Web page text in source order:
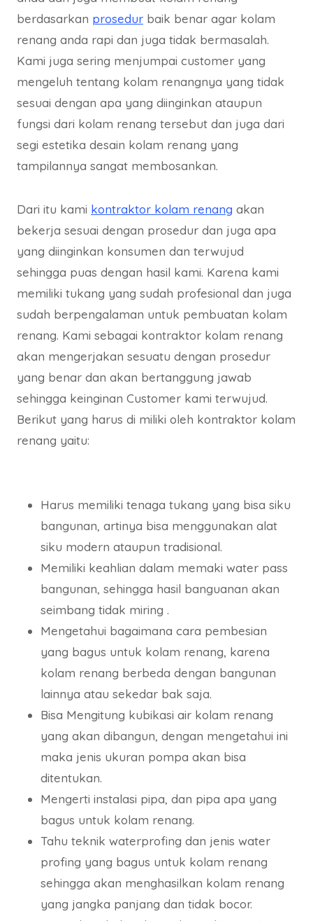
berdasarkan prosedur baik benar agar kolam
renang anda rapi dan juga tidak bermasalah.
Kami juga sering menjumpai customer yang
mengeluh tentang kolam renangnya yang tidak
sesuai dengan apa yang diinginkan ataupun
fungsi dari kolam renang tersebut dan juga dari
segi estetika desain kolam renang yang
tampilannya sangat membosankan.
Dari itu kami kontraktor kolam renang akan
bekerja sesuai dengan prosedur dan juga apa
yang diinginkan konsumen dan terwujud
sehingga puas dengan hasil kami. Karena kami
memiliki tukang yang sudah profesional dan juga
sudah berpengalaman untuk pembuatan kolam
renang. Kami sebagai kontraktor kolam renang
akan mengerjakan sesuatu dengan prosedur
yang benar dan akan bertanggung jawab
sehingga keinginan Customer kami terwujud.
Berikut yang harus di miliki oleh kontraktor kolam
renang yaitu:
Harus memiliki tenaga tukang yang bisa siku
bangunan, artinya bisa menggunakan alat
siku modern ataupun tradisional.
Memiliki keahlian dalam memaki water pass
bangunan, sehingga hasil banguanan akan
seimbang tidak miring .
Mengetahui bagaimana cara pembesian
yang bagus untuk kolam renang, karena
kolam renang berbeda dengan bangunan
lainnya atau sekedar bak saja.
Bisa Mengitung kubikasi air kolam renang
yang akan dibangun, dengan mengetahui ini
maka jenis ukuran pompa akan bisa
ditentukan.
Mengerti instalasi pipa, dan pipa apa yang
bagus untuk kolam renang.
Tahu teknik waterprofing dan jenis water
profing yang bagus untuk kolam renang
sehingga akan menghasilkan kolam renang
yang jangka panjang dan tidak bocor.